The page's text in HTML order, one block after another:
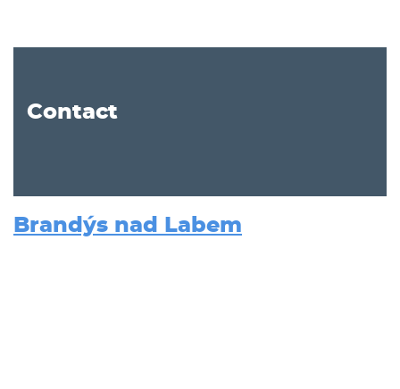
Contact
Brandýs nad Labem